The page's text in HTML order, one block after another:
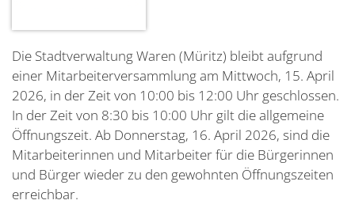
Die Stadtverwaltung Waren (Müritz) bleibt aufgrund
einer Mitarbeiterversammlung am Mittwoch, 15. April
2026, in der Zeit von 10:00 bis 12:00 Uhr geschlossen.
In der Zeit von 8:30 bis 10:00 Uhr gilt die allgemeine
Öffnungszeit. Ab Donnerstag, 16. April 2026, sind die
Mitarbeiterinnen und Mitarbeiter für die Bürgerinnen
und Bürger wieder zu den gewohnten Öffnungszeiten
erreichbar.